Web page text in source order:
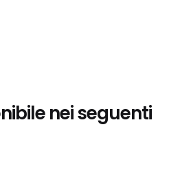
nei seguenti